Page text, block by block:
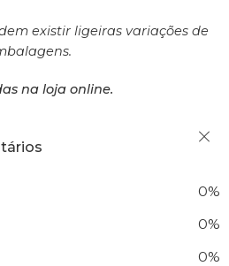
existir ligeiras variações de
na loja online.
0%
0%
0%